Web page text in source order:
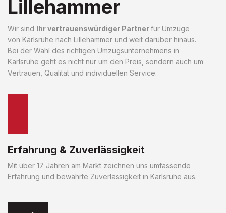
Lillehammer
Wir sind Ihr vertrauenswürdiger Partnerfür Umzüge
von Karlsruhe nach Lillehammer und weit darüber hinaus.
Bei der Wahl des richtigen Umzugsunternehmens in
Karlsruhe geht es nicht nur um den Preis, sondern auch um
Vertrauen, Qualität und individuellen Service.
Erfahrung & Zuverlässigkeit
Mit über 17 Jahren am Markt zeichnen uns umfassende
Erfahrung und bewährte Zuverlässigkeit in Karlsruhe aus.